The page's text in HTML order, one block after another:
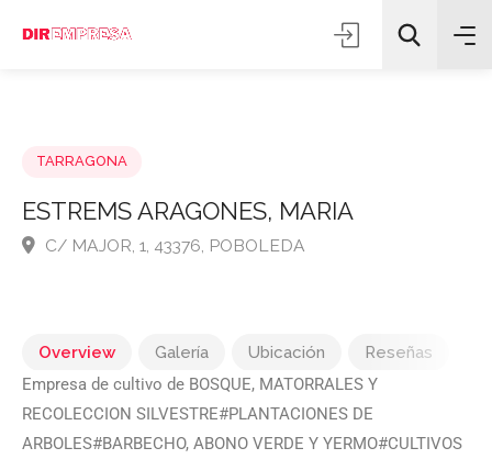
ESTREMS ARAGONES, MARIA
Overview Galería Ubicación
Reseñas
Empresa de cultivo de BOSQUE, MATORRALES Y
RECOLECCION SILVESTRE#PLANTACIONES DE
ARBOLES#BARBECHO, ABONO VERDE Y YERMO#CULTIVOS